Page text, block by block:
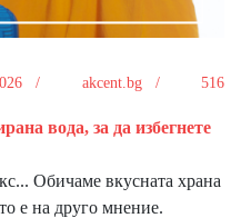
/ akcent.bg / 516
вода, за да избегнете
Обичаме вкусната храна
е на друго мнение.